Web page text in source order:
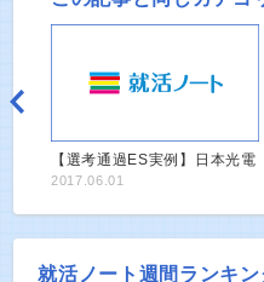
【選考通過ES実例】日本光電
2017.06.01
就活ノート週間ランキン